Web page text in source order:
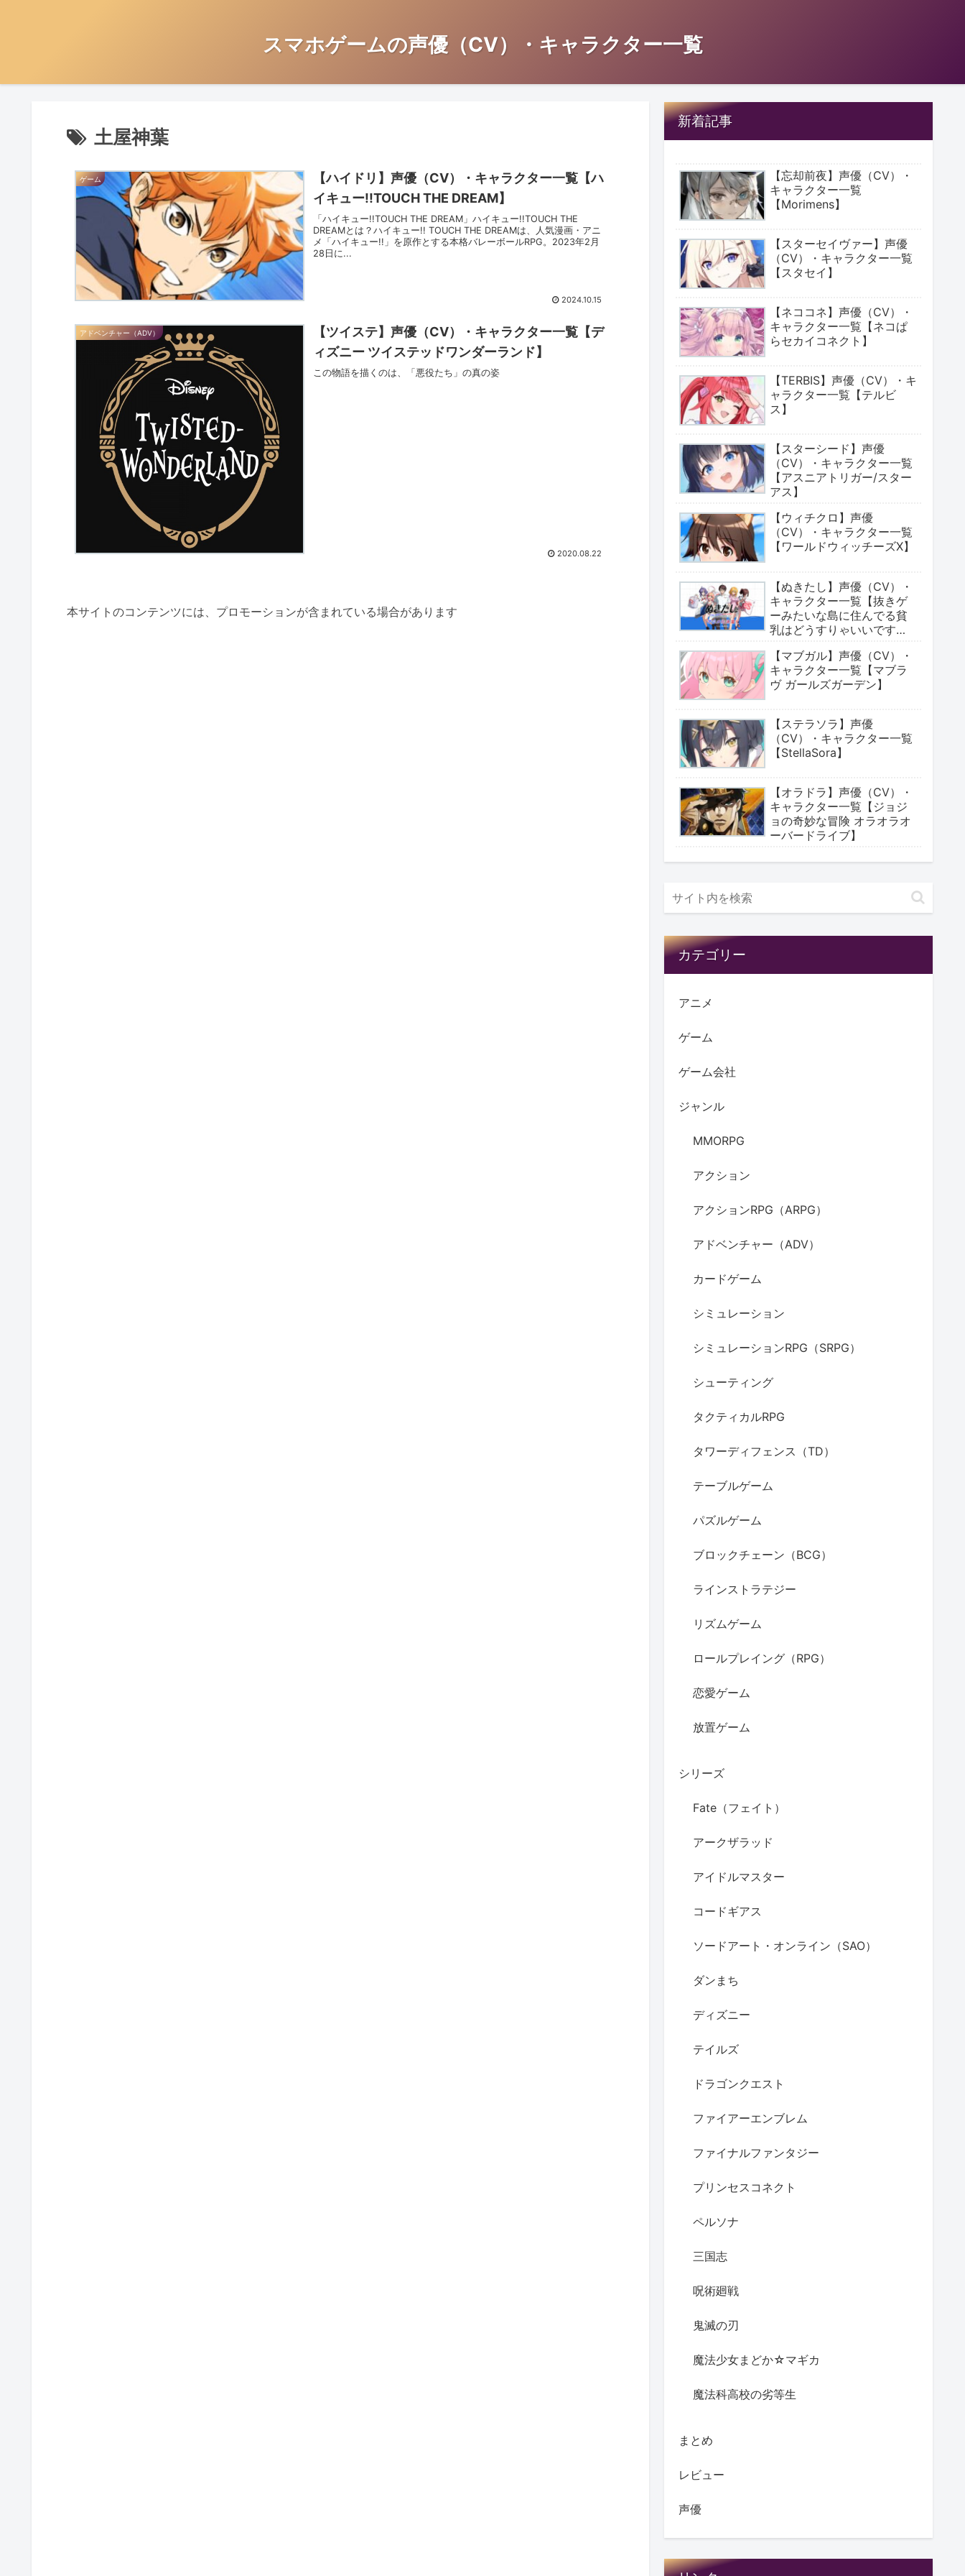
スマホゲームの声優（CV）・キャラクター一覧
土屋神葉
ゲーム
【ハイドリ】声優（CV）・キャラクター一覧【ハ
イキュー!!TOUCH THE DREAM】
「ハイキュー!!TOUCH THE DREAM」ハイキュー!!TOUCH THE
DREAMとは？ハイキュー!! TOUCH THE DREAMは、人気漫画・アニ
メ「ハイキュー!!」を原作とする本格バレーボールRPG。2023年2月
28日に...
2024.10.15
アドベンチャー（ADV）
【ツイステ】声優（CV）・キャラクター一覧【デ
ィズニー ツイステッドワンダーランド】
この物語を描くのは、「悪役たち」の真の姿
2020.08.22
本サイトのコンテンツには、プロモーションが含まれている場合があります
新着記事
【忘却前夜】声優（CV）・
キャラクター一覧
【Morimens】
【スターセイヴァー】声優
（CV）・キャラクター一覧
【スタセイ】
【ネココネ】声優（CV）・
キャラクター一覧【ネコぱ
らセカイコネクト】
【TERBIS】声優（CV）・キ
ャラクター一覧【テルビ
ス】
【スターシード】声優
（CV）・キャラクター一覧
【アスニアトリガー/スター
アス】
【ウィチクロ】声優
（CV）・キャラクター一覧
【ワールドウィッチーズX】
【ぬきたし】声優（CV）・
キャラクター一覧【抜きゲ
ーみたいな島に住んでる貧
乳はどうすりゃいいです
【マブガル】声優（CV）・
キャラクター一覧【マブラ
ヴ ガールズガーデン】
【ステラソラ】声優
（CV）・キャラクター一覧
【StellaSora】
【オラドラ】声優（CV）・
キャラクター一覧【ジョジ
ョの奇妙な冒険 オラオラオ
ーバードライブ】
カテゴリー
アニメ
ゲーム
ゲーム会社
ジャンル
MMORPG
アクション
アクションRPG（ARPG）
アドベンチャー（ADV）
カードゲーム
シミュレーション
シミュレーションRPG（SRPG）
シューティング
タクティカルRPG
タワーディフェンス（TD）
テーブルゲーム
パズルゲーム
ブロックチェーン（BCG）
ラインストラテジー
リズムゲーム
ロールプレイング（RPG）
恋愛ゲーム
放置ゲーム
シリーズ
Fate（フェイト）
アークザラッド
アイドルマスター
コードギアス
ソードアート・オンライン（SAO）
ダンまち
ディズニー
テイルズ
ドラゴンクエスト
ファイアーエンブレム
ファイナルファンタジー
プリンセスコネクト
ペルソナ
三国志
呪術廻戦
鬼滅の刃
魔法少女まどか☆マギカ
魔法科高校の劣等生
まとめ
レビュー
声優